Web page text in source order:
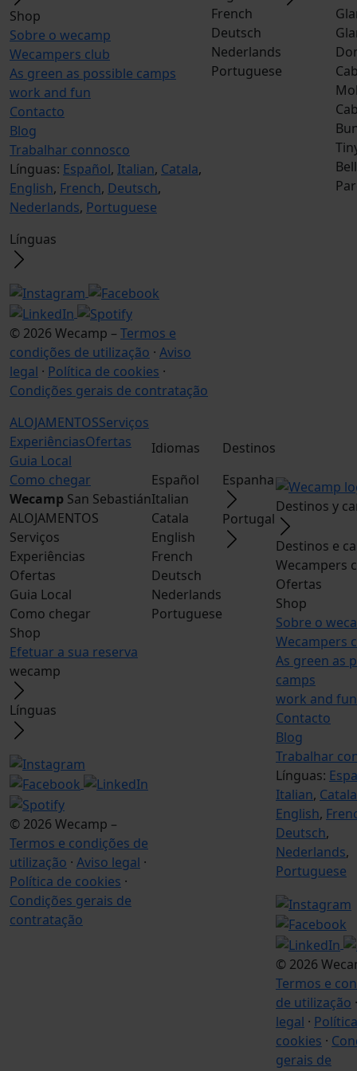
Shop
Sobre o wecamp
Wecampers club
As green as possible camps
work and fun
Contacto
Blog
Trabalhar connosco
Línguas: Español, Italian, Catala,
English, French, Deutsch,
Nederlands, Portuguese
Línguas
© 2026 Wecamp – Termos e
condições de utilização · Aviso
legal · Política de cookies ·
Condições gerais de contratação
French
Deutsch
Nederlands
Portuguese
ALOJAMENTOSServiços
ExperiênciasOfertas
Guia Local
Como chegar
Wecamp San Sebastián
ALOJAMENTOS
Serviços
Experiências
Ofertas
Guia Local
Como chegar
Shop
Efetuar a sua reserva
wecamp
Línguas
© 2026 Wecamp –
Termos e condições de
utilização · Aviso legal ·
Política de cookies ·
Condições gerais de
contratação
Idiomas
Español
Italian
Catala
English
French
Deutsch
Nederlands
Portuguese
Destinos
Espanha
Portugal
Destinos y
Destinos e
Wecampers
Ofertas
Shop
Sobre o
Wecampers
As green as
camps
work and fun
Contacto
Blog
Trabalhar
Línguas:
Italian, Catala
English,
Deutsch,
Nederlands,
Portuguese
© 2026
Termos e
de utilização
legal ·
cookies ·
gerais de